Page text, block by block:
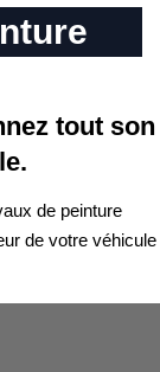
tout son
de peinture
de votre véhicule